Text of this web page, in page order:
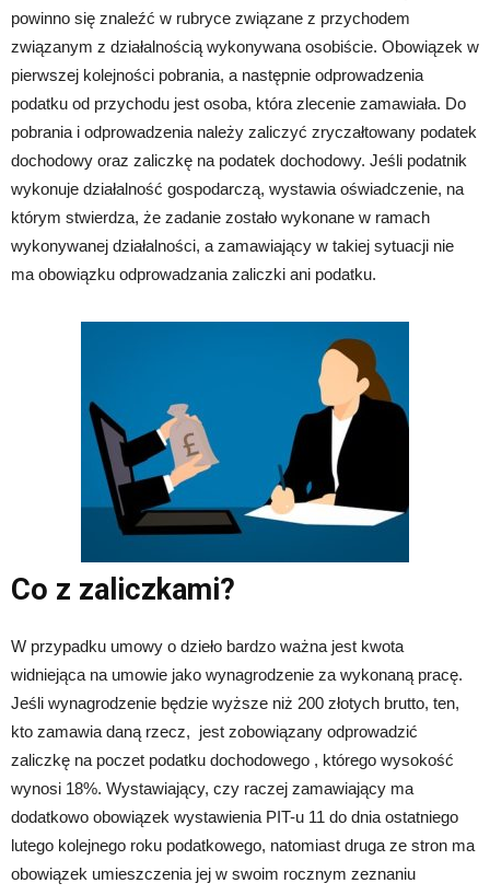
powinno się znaleźć w rubryce związane z przychodem
związanym z działalnością wykonywana osobiście. Obowiązek w
pierwszej kolejności pobrania, a następnie odprowadzenia
podatku od przychodu jest osoba, która zlecenie zamawiała. Do
pobrania i odprowadzenia należy zaliczyć zryczałtowany podatek
dochodowy oraz zaliczkę na podatek dochodowy. Jeśli podatnik
wykonuje działalność gospodarczą, wystawia oświadczenie, na
którym stwierdza, że zadanie zostało wykonane w ramach
wykonywanej działalności, a zamawiający w takiej sytuacji nie
ma obowiązku odprowadzania zaliczki ani podatku.
Co z zaliczkami?
W przypadku umowy o dzieło bardzo ważna jest kwota
widniejąca na umowie jako wynagrodzenie za wykonaną pracę.
Jeśli wynagrodzenie będzie wyższe niż 200 złotych brutto, ten,
kto zamawia daną rzecz, jest zobowiązany odprowadzić
zaliczkę na poczet podatku dochodowego , którego wysokość
wynosi 18%. Wystawiający, czy raczej zamawiający ma
dodatkowo obowiązek wystawienia PIT-u 11 do dnia ostatniego
lutego kolejnego roku podatkowego, natomiast druga ze stron ma
obowiązek umieszczenia jej w swoim rocznym zeznaniu